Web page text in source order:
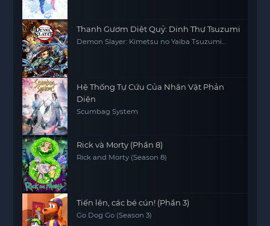
Thanh Gươm Diệt Quỷ: Dinh Thự Tsuzumi
Demon Slayer: Kimetsu no Yaiba Tsuzumi
Hệ Thống Tự Cứu Của Nhân Vật Phản
Diện
Scumbag System
Rick và Morty (Phần 8)
Rick and Morty (Season 8)
Tiến lên, các bé cún! (Phần 3)
Go Dog Go (Season 3)